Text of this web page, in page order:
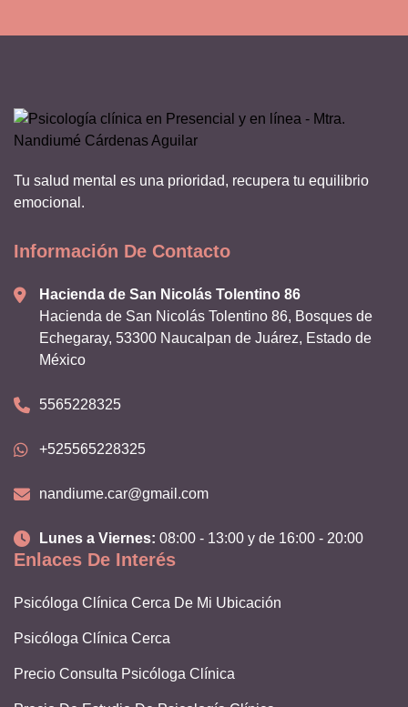
Tu salud mental es una prioridad, recupera tu equilibrio
emocional.
Información De Contacto
Hacienda de San Nicolás Tolentino 86
Hacienda de San Nicolás Tolentino 86, Bosques de
Echegaray, 53300 Naucalpan de Juárez, Estado de
México
5565228325
+525565228325
nandiume.car@gmail.com
Lunes a Viernes: 08:00 - 13:00 y de 16:00 - 20:00
Enlaces De Interés
Psicóloga Clínica Cerca De Mi Ubicación
Psicóloga Clínica Cerca
Precio Consulta Psicóloga Clínica